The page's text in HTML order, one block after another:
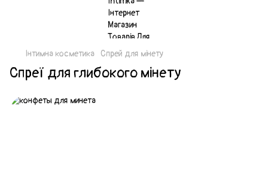
Інтимна косметика Спрей для мінету
Спреї для глибокого мінету